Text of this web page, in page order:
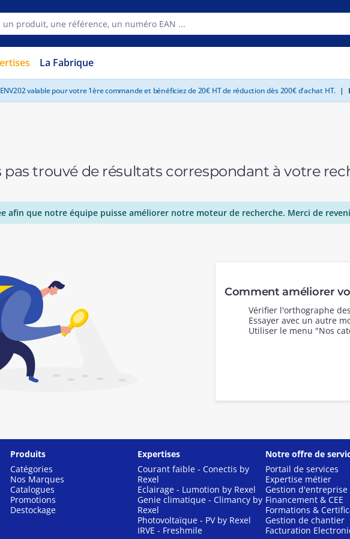
La Fabrique
valable pour votre 1ère commande et bénéficiez de 20€ HT de réduction dès 200€ d'achat HT. |
pas trouvé de résultats correspondant à votre
afin que notre équipe puisse améliorer notre moteur de recherche. Merci de
Comment améliorer
Vérifier l'orthographe
Essayer avec un autre
Utiliser le menu "Nos
Produits
Catégories
Nos Marques
Catalogues
Promotions
Destockage
Expertises
Courant faible - Conectis by
Rexel
Eclairage - Lumotion by Rexel
Genie climatique - Climancy by
Rexel
Photovoltaïque - PV by Rexel
IRVE - Freshmile
Notre offre de
Portail de services
Expertise métier
Gestion d'entreprise
Financement & CEE
Formations &
Gestion de chantier
Facturation